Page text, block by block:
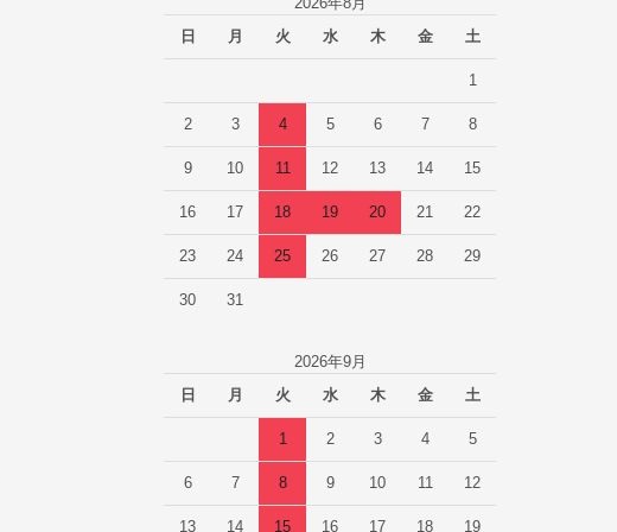
2026年8月
日
月 火 水 木 金 土
1
2 3 4 5 6 7 8
9 10 11 12 13 14 15
16 17 18 19 20 21 22
23 24 25 26 27 28 29
30 31
2026年9月
日
月 火 水 木 金 土
1 2 3 4 5
6 7 8 9 10 11 12
13 14 15 16 17 18 19